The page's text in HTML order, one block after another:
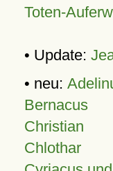
Toten-
• Update:
• neu:
Bernacus
Christian
Chlothar